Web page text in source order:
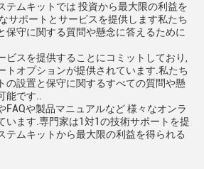
テムキットでは 投資から最大限の利益を
サポートとサービスを提供します私たち
保守に関する質問や懸念に答えるために
ビスを提供することにコミットしており,
トオプションが提供されています.私たち
の設置と保守に関するすべての質問や懸
です..
FAQや製品マニュアルなど 様々なオンラ
います.専門家は1対1の技術サポートを提
テムキットから最大限の利益を得られる